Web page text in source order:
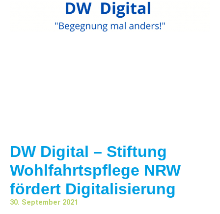
DW Digital – Stiftung
Wohlfahrtspflege NRW
fördert Digitalisierung
30. September 2021